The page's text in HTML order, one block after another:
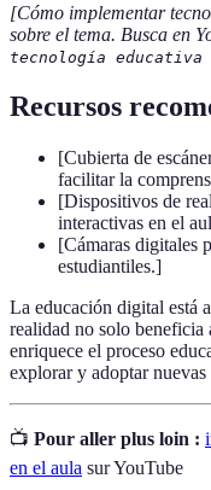
[Cómo implementar
sobre el tema. Busca en
tecnología
Recursos
[Cubierta de
facilitar la
[Dispositivos de
interactivas en el
[Cámaras digitales
estudiantiles.]
La educación digital está
realidad no solo beneficia
enriquece el proceso
explorar y adoptar nuevas
📺 Pour aller plus loin :
en el aula sur YouTube